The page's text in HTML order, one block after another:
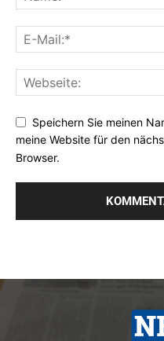
Speichern Sie meinen
meine Website für den
Browser.